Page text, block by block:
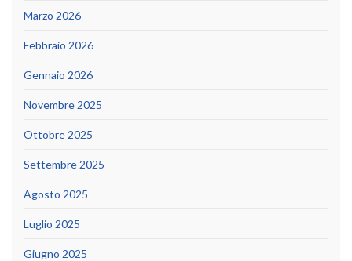
Marzo 2026
Febbraio 2026
Gennaio 2026
Novembre 2025
Ottobre 2025
Settembre 2025
Agosto 2025
Luglio 2025
Giugno 2025